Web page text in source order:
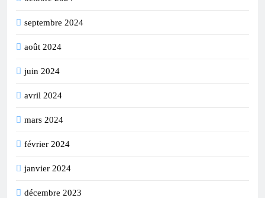
septembre 2024
août 2024
juin 2024
avril 2024
mars 2024
février 2024
janvier 2024
décembre 2023